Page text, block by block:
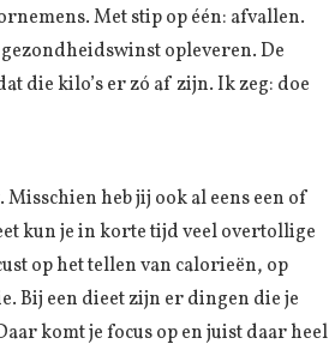
Met stip op één: afvallen.
opleveren. De
die kilo’s er zó af zijn. Ik zeg: doe
heb jij ook al eens een of
kun je in korte tijd veel overtollige
op het tellen van calorieën, op
Bij een dieet zijn er dingen die je
komt je focus op en juist daar heel